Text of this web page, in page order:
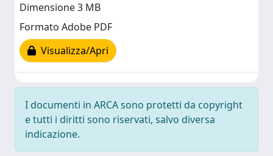
Dimensione 3 MB
Formato Adobe PDF
Visualizza/Apri
I documenti in ARCA sono protetti da copyright
e tutti i diritti sono riservati, salvo diversa
indicazione.